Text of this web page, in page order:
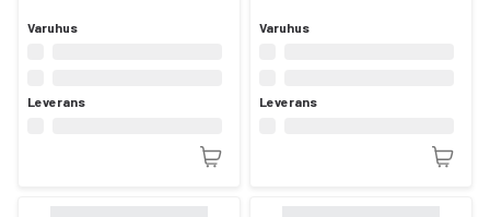
Varuhus
Leverans
Varuhus
Leverans